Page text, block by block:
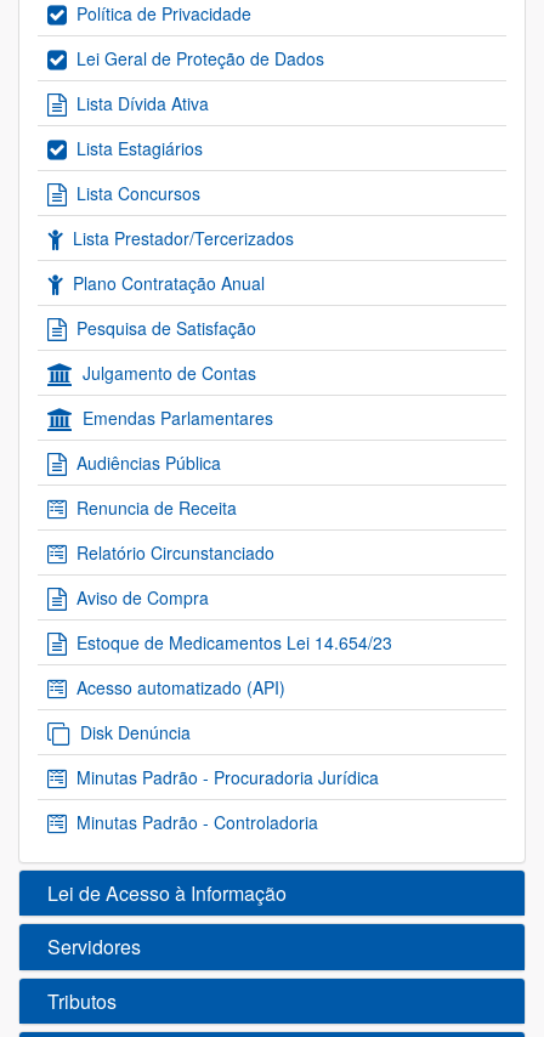
Política de Privacidade
Lei Geral de Proteção de Dados
Lista Dívida Ativa
Lista Estagiários
Lista Concursos
Lista Prestador/Tercerizados
Plano Contratação Anual
Pesquisa de Satisfação
Julgamento de Contas
Emendas Parlamentares
Audiências Pública
Renuncia de Receita
Relatório Circunstanciado
Aviso de Compra
Estoque de Medicamentos Lei 14.654/23
Acesso automatizado (API)
Disk Denúncia
Minutas Padrão - Procuradoria Jurídica
Minutas Padrão - Controladoria
Lei de Acesso à Informação
Servidores
Tributos